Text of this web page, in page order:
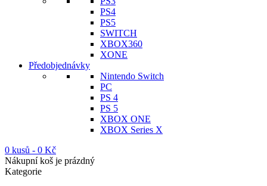
PS4
PS5
SWITCH
XBOX360
XONE
Předobjednávky
Nintendo Switch
PC
PS 4
PS 5
XBOX ONE
XBOX Series X
0 kusů - 0 Kč
Nákupní koš je prázdný
Kategorie